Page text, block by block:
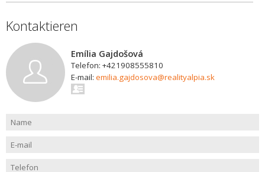
Kontaktieren
Emília Gajdošová
Telefon: +421908555810
E-mail: emilia.gajdosova@realityalpia.sk